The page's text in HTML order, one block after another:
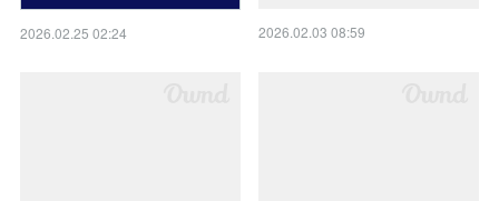
2026.02.25 02:24 2026.02.03 08:59